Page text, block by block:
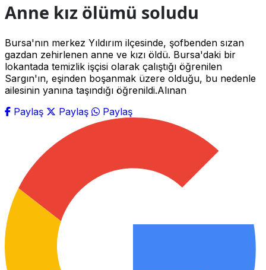
Anne kız ölümü soludu
Bursa'nın merkez Yıldırım ilçesinde, şofbenden sızan
gazdan zehirlenen anne ve kızı öldü. Bursa'daki bir
lokantada temizlik işçisi olarak çalıştığı öğrenilen
Sargın'ın, eşinden boşanmak üzere olduğu, bu nedenle
ailesinin yanına taşındığı öğrenildi.Alınan
Paylaş
Paylaş Paylaş